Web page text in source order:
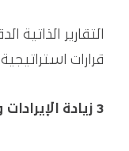
التقارير
قرارات
3 زيادة الإيرادات وتحسين الاستدامة